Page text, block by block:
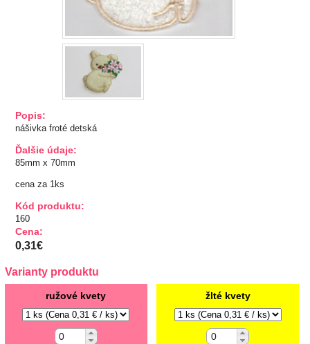
TIPY NA DARČEKY
Bižutérny kútik
Burda strihy
Dekorácie
Doplnky
Gombíky
Guma
Hobby
Popis:
nášivka froté detská
Ďalšie údaje:
85mm x 70mm
cena za 1ks
Kód produktu:
160
Cena:
0,31€
Varianty produktu
ružové kvety žlté kvety